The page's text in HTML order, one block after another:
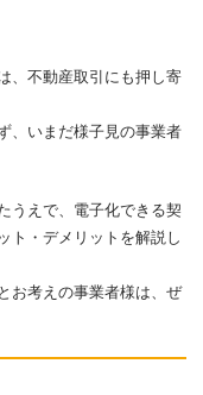
、不動産取引にも押し寄
、いまだ様子見の事業者
うえで、電子化できる契
ト・デメリットを解説し
お考えの事業者様は、ぜ